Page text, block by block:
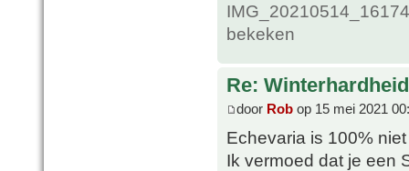
bekeken
Re:
door Rob op 15 mei 2021
Echevaria is 100%
Ik vermoed dat je een